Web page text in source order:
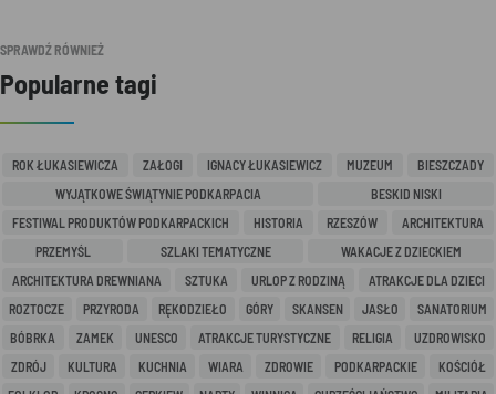
SPRAWDŹ RÓWNIEŻ
Popularne tagi
ROK ŁUKASIEWICZA ZAŁOGI IGNACY ŁUKASIEWICZ MUZEUM
BIESZCZADY
WYJĄTKOWE ŚWIĄTYNIE PODKARPACIA
BESKID NISKI
FESTIWAL PRODUKTÓW PODKARPACKICH
HISTORIA RZESZÓW
ARCHITEKTURA
PRZEMYŚL
SZLAKI TEMATYCZNE
WAKACJE Z DZIECKIEM
ARCHITEKTURA DREWNIANA
SZTUKA URLOP Z RODZINĄ
ATRAKCJE DLA DZIECI
ROZTOCZE
PRZYRODA RĘKODZIEŁO GÓRY SKANSEN JASŁO
SANATORIUM
BÓBRKA
ZAMEK UNESCO ATRAKCJE TURYSTYCZNE RELIGIA
UZDROWISKO
ZDRÓJ
KULTURA KUCHNIA WIARA ZDROWIE PODKARPACKIE
KOŚCIÓŁ